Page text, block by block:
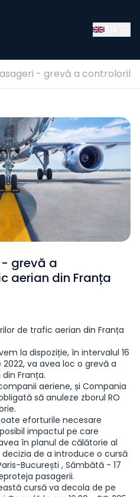
- grevă a
grevă a
aerian din Franța
de trafic aerian din Franța
la dispoziție, în intervalul 16
va avea loc o grevă a
Franța.
aeriene, și Compania
să anuleze zborul RO
eforturile necesare
impactul pe care
în planul de călătorie al
de a introduce o cursă
București , Sâmbătă - 17
pasagerii.
cursă va decola de pe